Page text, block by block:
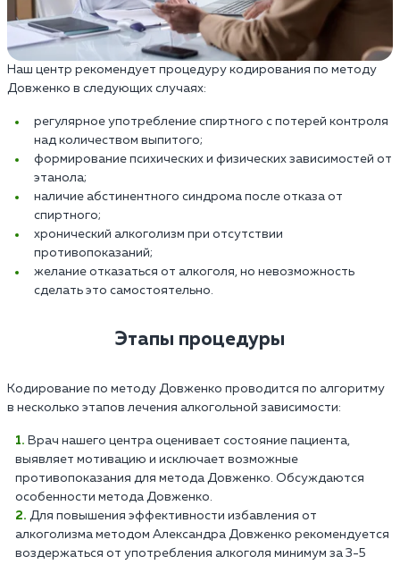
Наш центр рекомендует процедуру кодирования по методу
Довженко в следующих случаях:
регулярное употребление спиртного с потерей контроля
над количеством выпитого;
формирование психических и физических зависимостей от
этанола;
наличие абстинентного синдрома после отказа от
спиртного;
хронический алкоголизм при отсутствии
противопоказаний;
желание отказаться от алкоголя, но невозможность
сделать это самостоятельно.
Этапы процедуры
Кодирование по методу Довженко проводится по алгоритму
в несколько этапов лечения алкогольной зависимости:
Врач нашего центра оценивает состояние пациента,
выявляет мотивацию и исключает возможные
противопоказания для метода Довженко. Обсуждаются
особенности метода Довженко.
Для повышения эффективности избавления от
алкоголизма методом Александра Довженко рекомендуется
воздержаться от употребления алкоголя минимум за 3-5